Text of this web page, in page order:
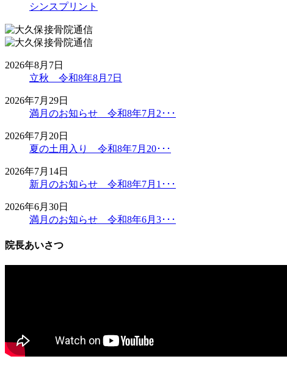
シンスプリント
2026年8月7日
立秋 令和8年8月7日
2026年7月29日
満月のお知らせ 令和8年7月2･･･
2026年7月20日
夏の土用入り 令和8年7月20･･･
2026年7月14日
新月のお知らせ 令和8年7月1･･･
2026年6月30日
満月のお知らせ 令和8年6月3･･･
院長あいさつ